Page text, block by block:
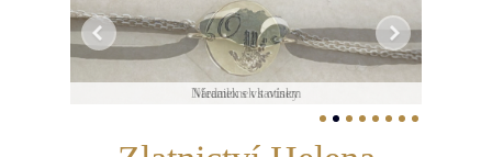
Náramek s vltavínem
Medailonek s otisky